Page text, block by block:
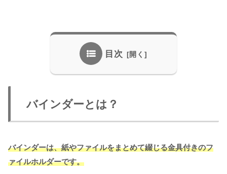
目次
バインダーとは？
バインダーは、紙やファイルをまとめて綴じる金具付きのフ
ァイルホルダーです。